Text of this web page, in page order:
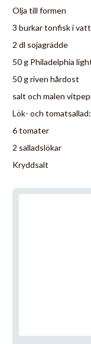
Olja till formen
3 burkar tonfisk i
2 dl sojagrädde
50 g Philadelphia
50 g riven hårdost
salt och malen
Lök- och tomatsallad:
6 tomater
2 salladslökar
Kryddsalt